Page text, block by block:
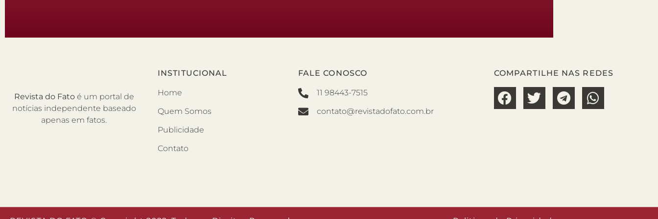
Revista do Fato é um portal de
notícias independente baseado
apenas em fatos.
INSTITUCIONAL
Home
Quem Somos
Publicidade
Contato
FALE CONOSCO
11 98443-7515
contato@revistadofato.com.br
COMPARTILHE NAS REDES